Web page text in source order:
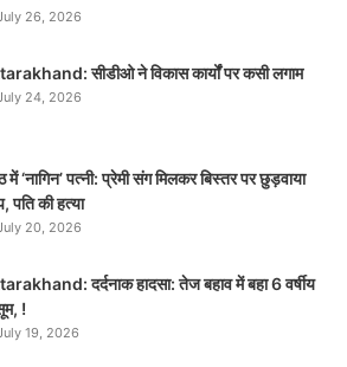
26, 2026
सीडीओ ने विकास कार्यों पर कसी लगाम
24, 2026
में ‘नागिन’ पत्नी: प्रेमी संग मिलकर बिस्तर पर छुड़वाया
पति की हत्या
20, 2026
दर्दनाक हादसा: तेज बहाव में बहा 6 वर्षीय
!
19, 2026